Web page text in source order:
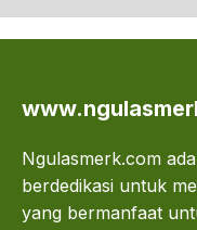
Ngulasmerk.com
berdedikasi untuk
yang bermanfaat